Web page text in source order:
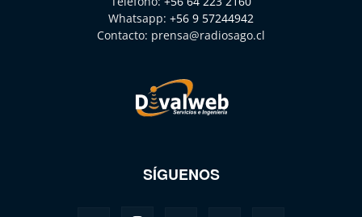
Whatsapp: +56 9 57244942
Contacto: prensa@radiosago.cl
SÍGUENOS